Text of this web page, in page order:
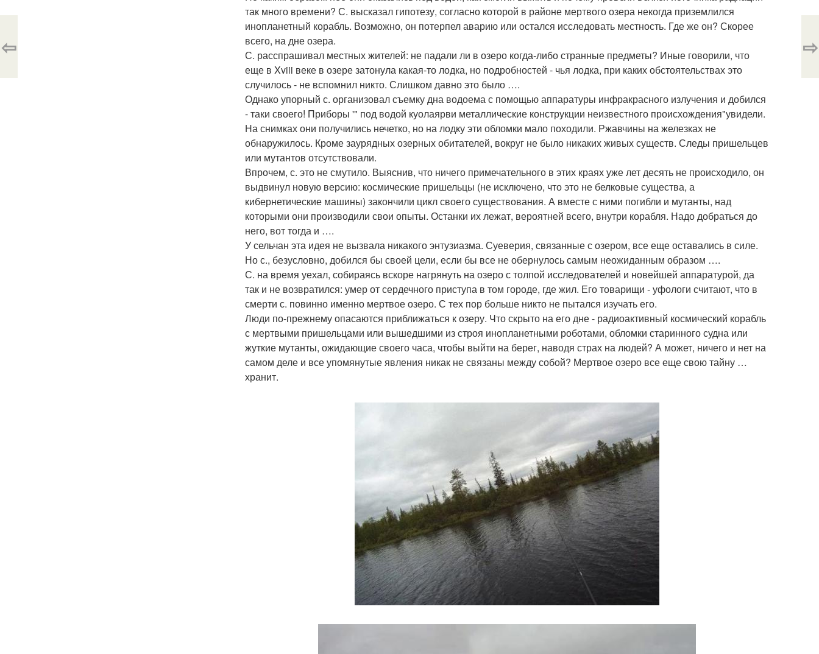
так много времени? С. высказал гипотезу, согласно которой в районе мертвого озера некогда приземлился
инопланетный корабль. Возможно, он потерпел аварию или остался исследовать местность. Где же он? Скорее
всего, на дне озера.
С. расспрашивал местных жителей: не падали ли в озеро когда-либо странные предметы? Иные говорили, что
еще в Xviii веке в озере затонула какая-то лодка, но подробностей - чья лодка, при каких обстоятельствах это
случилось - не вспомнил никто. Слишком давно это было ….
Однако упорный с. организовал съемку дна водоема с помощью аппаратуры инфракрасного излучения и добился
- таки своего! Приборы '" под водой куолаярви металлические конструкции неизвестного происхождения"увидели.
На снимках они получились нечетко, но на лодку эти обломки мало походили. Ржавчины на железках не
обнаружилось. Кроме заурядных озерных обитателей, вокруг не было никаких живых существ. Следы пришельцев
или мутантов отсутствовали.
Впрочем, с. это не смутило. Выяснив, что ничего примечательного в этих краях уже лет десять не происходило, он
выдвинул новую версию: космические пришельцы (не исключено, что это не белковые существа, а
кибернетические машины) закончили цикл своего существования. А вместе с ними погибли и мутанты, над
которыми они производили свои опыты. Останки их лежат, вероятней всего, внутри корабля. Надо добраться до
него, вот тогда и ….
У сельчан эта идея не вызвала никакого энтузиазма. Суеверия, связанные с озером, все еще оставались в силе.
Но с., безусловно, добился бы своей цели, если бы все не обернулось самым неожиданным образом ….
С. на время уехал, собираясь вскоре нагрянуть на озеро с толпой исследователей и новейшей аппаратурой, да
так и не возвратился: умер от сердечного приступа в том городе, где жил. Его товарищи - уфологи считают, что в
смерти с. повинно именно мертвое озеро. С тех пор больше никто не пытался изучать его.
Люди по-прежнему опасаются приближаться к озеру. Что скрыто на его дне - радиоактивный космический корабль
с мертвыми пришельцами или вышедшими из строя инопланетными роботами, обломки старинного судна или
жуткие мутанты, ожидающие своего часа, чтобы выйти на берег, наводя страх на людей? А может, ничего и нет на
самом деле и все упомянутые явления никак не связаны между собой? Мертвое озеро все еще свою тайну …
хранит.
⇦ ⇨